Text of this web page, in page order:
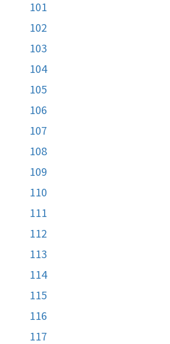
101
102
103
104
105
106
107
108
109
110
111
112
113
114
115
116
117